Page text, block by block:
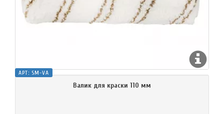
АРТ: SM-VA
Валик для краски 110 мм